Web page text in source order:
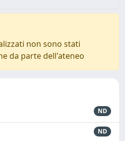
non sono stati
da parte dell'ateneo
ND
ND